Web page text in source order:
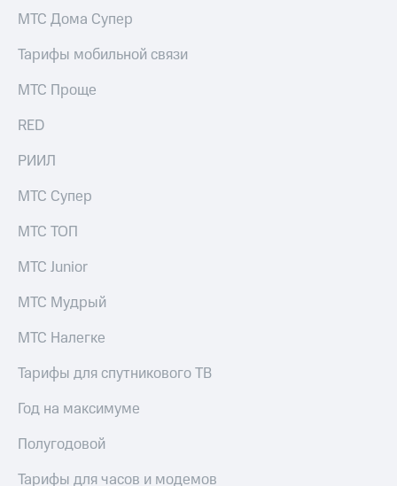
Описание
Программа
Порядок
выкупа
Описание
Уведомление
погашении
облигаций
Реквизиты
Контакты
развитие
На главную
МТС Дома Супер
Тарифы мобильной связи
МТС Проще
RED
РИИЛ
МТС Супер
МТС ТОП
МТС Junior
МТС Мудрый
МТС Налегке
Тарифы для спутникового ТВ
Год на максимуме
Полугодовой
Тарифы для часов и модемов